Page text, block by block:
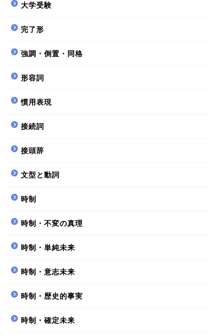
大学受験
完了形
強調・倒置・同格
形容詞
慣用表現
接続詞
接頭辞
文型と動詞
時制
時制・不変の真理
時制・単純未来
時制・意志未来
時制・歴史的事実
時制・確定未来